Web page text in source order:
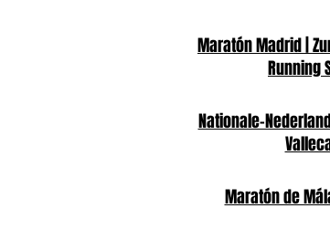
Maratón Madrid |
Running
Nationale-
Maratón de